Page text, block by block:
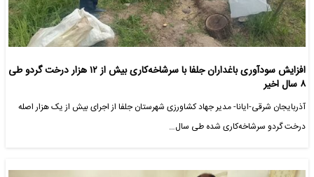
افزایش سودآوری باغداران جلفا با سرشاخه‌کاری بیش از ۱۲ هزار درخت گردو طی
۸ سال اخیر
آذربایجان شرقی-ایانا- مدیر جهاد کشاورزی شهرستان جلفا از اجرای بیش از یک هزار اصله
درخت گردو سرشاخه‌کاری شده طی سال…